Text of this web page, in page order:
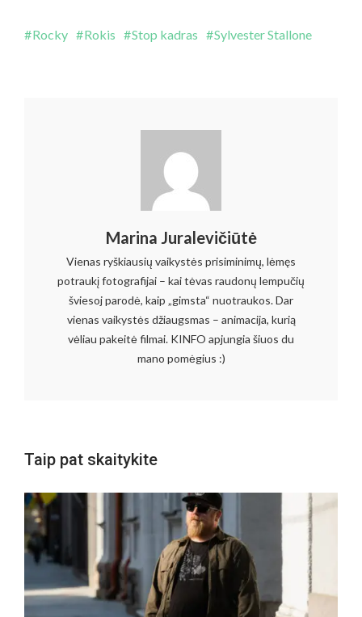
Rocky Rokis Stop kadras Sylvester Stallone
Marina Juralevičiūtė
Vienas ryškiausių vaikystės prisiminimų, lėmęs
potraukį fotografijai – kai tėvas raudonų lempučių
šviesoj parodė, kaip „gimsta“ nuotraukos. Dar
vienas vaikystės džiaugsmas – animacija, kurią
vėliau pakeitė filmai. KINFO apjungia šiuos du
mano pomėgius :)
Taip pat skaitykite